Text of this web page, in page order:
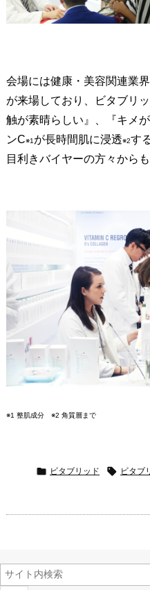
会場には健康・美容関連業
が来場しており、ビタブリ
触が素晴らしい』、『キメ
ンC※1が長時間肌に浸透※2す
目利きバイヤーの方々から
※1 整肌成分 ※2 角質層まで
 ビタブリッド  ビタブ